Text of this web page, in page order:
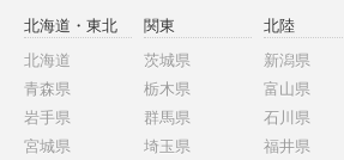
北海道・東北
北海道
青森県
岩手県
宮城県
関東
茨城県
栃木県
群馬県
埼玉県
北陸
新潟県
富山県
石川県
福井県